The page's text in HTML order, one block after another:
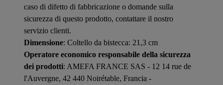
caso di difetto di fabbricazione o domande sulla
sicurezza di questo prodotto, contattare il nostro
servizio clienti.
Dimensione: Coltello da bistecca: 21,3 cm
Operatore economico responsabile della sicurezza
dei prodotti: AMEFA FRANCE SAS - 12 14 rue de
l'Auvergne, 42 440 Noirétable, Francia -